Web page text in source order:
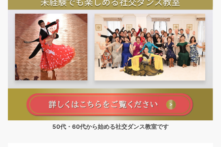
50代・60代から始める社交ダンス教室です